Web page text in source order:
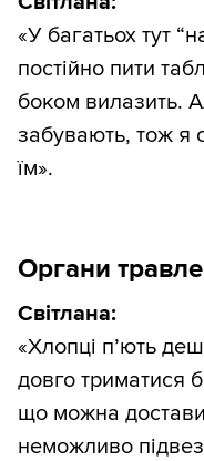
«У багатьох тут
постійно пити
боком вилазить.
забувають, тож я
їм».
Органи
Світлана:
«Хлопці п’ють
довго триматися
що можна
неможливо